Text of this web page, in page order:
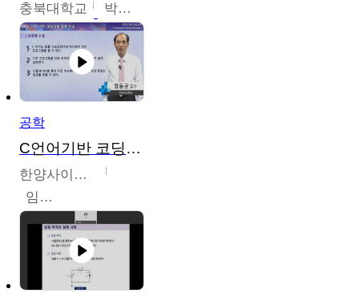
충북대학교 박철호
공학
C언어기반 코딩교육
한양사이버대학교
임동균